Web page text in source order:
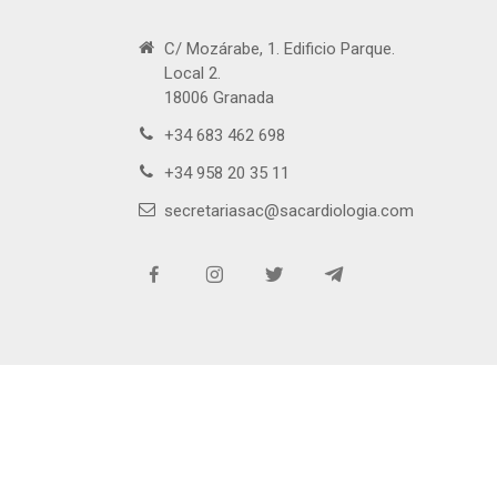
C/ Mozárabe, 1. Edificio Parque.
Local 2.
18006 Granada
+34 683 462 698
+34 958 20 35 11
secretariasac@sacardiologia.com